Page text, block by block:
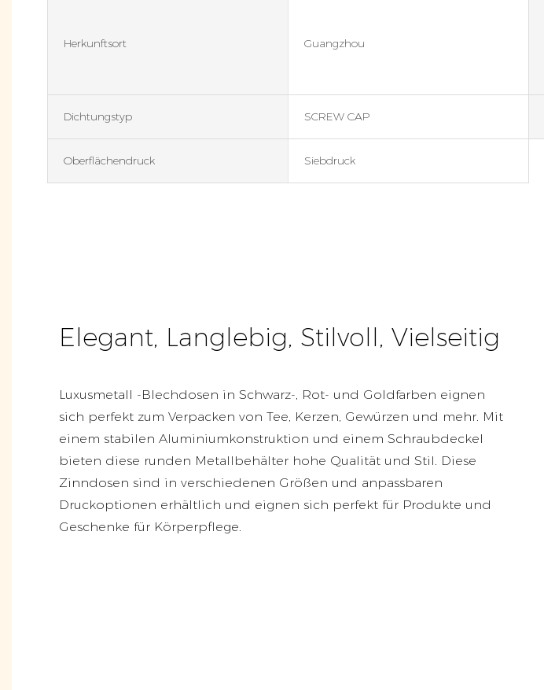
Herkunftsort Guangzhou
Dichtungstyp SCREW CAP
Oberflächendruck Siebdruck
Elegant, Langlebig, Stilvoll, Vielseitig
Luxusmetall -Blechdosen in Schwarz-, Rot- und Goldfarben eignen
sich perfekt zum Verpacken von Tee, Kerzen, Gewürzen und mehr. Mit
einem stabilen Aluminiumkonstruktion und einem Schraubdeckel
bieten diese runden Metallbehälter hohe Qualität und Stil. Diese
Zinndosen sind in verschiedenen Größen und anpassbaren
Druckoptionen erhältlich und eignen sich perfekt für Produkte und
Geschenke für Körperpflege.